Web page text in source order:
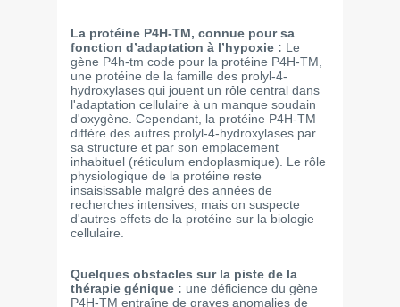
La protéine P4H-TM, connue pour sa
fonction d’adaptation à l’hypoxie : Le
gène P4h-tm code pour la protéine P4H-TM,
une protéine de la famille des prolyl-4-
hydroxylases qui jouent un rôle central dans
l'adaptation cellulaire à un manque soudain
d'oxygène. Cependant, la protéine P4H-TM
diffère des autres prolyl-4-hydroxylases par
sa structure et par son emplacement
inhabituel (réticulum endoplasmique). Le rôle
physiologique de la protéine reste
insaisissable malgré des années de
recherches intensives, mais on suspecte
d'autres effets de la protéine sur la biologie
cellulaire.
Quelques obstacles sur la piste de la
thérapie génique : une déficience du gène
P4H-TM entraîne de graves anomalies de